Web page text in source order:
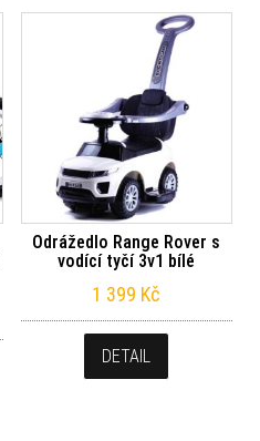
Odrážedlo Range Rover s
vodící tyčí 3v1 bílé
1 399 Kč
DETAIL